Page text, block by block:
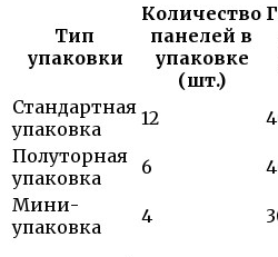
Тип
упаковки
Количество
панелей в
упаковке
(шт.)
Стандартная
упаковка
12
Полуторная
упаковка
6
Мини-
упаковка
4